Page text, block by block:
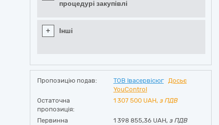
процедурі закупівлі
+ Інші
Пропозицію подав: ТОВ Івасервісюг
Досьє
YouControl
Остаточна
пропозиція:
1 307 500 UAH, з ПДВ
Первинна
1 398 855,36 UAH, з ПДВ